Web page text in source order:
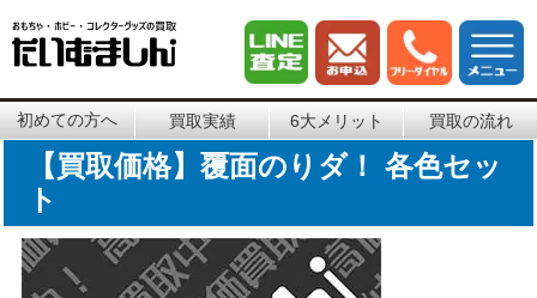
初めての方へ 買取実績 6大メリット 買取の流れ
【買取価格】覆面のりダ！ 各色セッ
ト